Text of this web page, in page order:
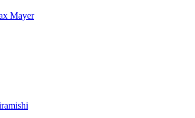
Mayer